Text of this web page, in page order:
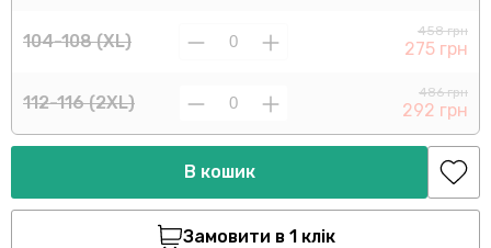
104-108 (XL)
112-116 (2XL)
458 грн
275 грн
486 грн
292 грн
В кошик
Замовити в 1 клік